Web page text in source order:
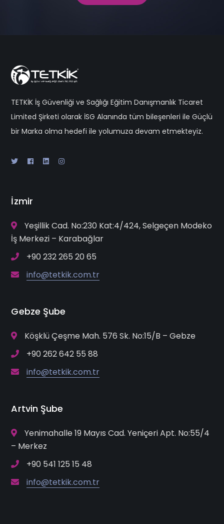
TETKİK İş Güvenliği ve Sağlığı Eğitim Danışmanlık Ticaret
Limited Şirketi olarak İSG Alanında tüm bileşenleri ile Güçlü
bir Marka olma hedefi ile yolumuza devam etmekteyiz.
İzmir
Yeşillik Cad. No:230 Kat:4/424, Selgeçen Modeko
İş Merkezi – Karabağlar
+90 232 265 20 65
info@tetkik.com.tr
Gebze Şube
Köşklü Çeşme Mah. 576 Sk. No:15/B – Gebze
+90 262 642 55 88
info@tetkik.com.tr
Artvin Şube
Yenimahalle 19 Mayıs Cad. Yeniçeri Apt. No:55/4
– Merkez
+90 541 125 15 48
info@tetkik.com.tr